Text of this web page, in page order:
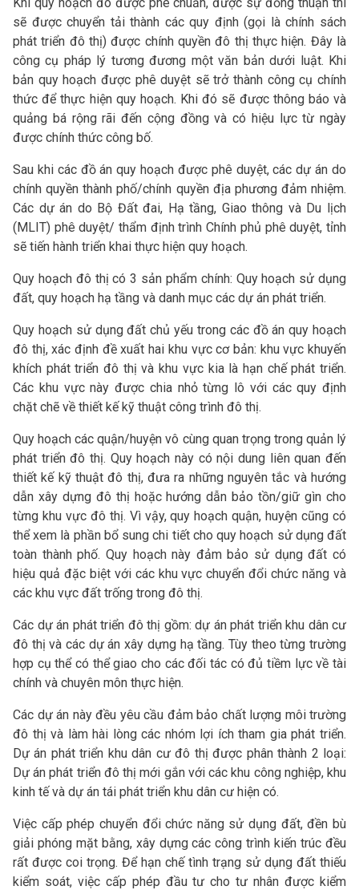
sẽ được chuyển tải thành các quy định (gọi là chính sách
phát triển đô thị) được chính quyền đô thị thực hiện. Đây là
công cụ pháp lý tương đương một văn bản dưới luật. Khi
bản quy hoạch được phê duyệt sẽ trở thành công cụ chính
thức để thực hiện quy hoạch. Khi đó sẽ được thông báo và
quảng bá rộng rãi đến cộng đồng và có hiệu lực từ ngày
được chính thức công bố.
Sau khi các đồ án quy hoạch được phê duyệt, các dự án do
chính quyền thành phố/chính quyền địa phương đảm nhiệm.
Các dự án do Bộ Đất đai, Hạ tầng, Giao thông và Du lịch
(MLIT) phê duyệt/ thẩm định trình Chính phủ phê duyệt, tỉnh
sẽ tiến hành triển khai thực hiện quy hoạch.
Quy hoạch đô thị có 3 sản phẩm chính: Quy hoạch sử dụng
đất, quy hoạch hạ tầng và danh mục các dự án phát triển.
Quy hoạch sử dụng đất chủ yếu trong các đồ án quy hoạch
đô thị, xác định đề xuất hai khu vực cơ bản: khu vực khuyến
khích phát triển đô thị và khu vực kia là hạn chế phát triển.
Các khu vực này được chia nhỏ từng lô với các quy định
chặt chẽ về thiết kế kỹ thuật công trình đô thị.
Quy hoạch các quận/huyện vô cùng quan trọng trong quản lý
phát triển đô thị. Quy hoạch này có nội dung liên quan đến
thiết kế kỹ thuật đô thị, đưa ra những nguyên tắc và hướng
dẫn xây dựng đô thị hoặc hướng dẫn bảo tồn/giữ gìn cho
từng khu vực đô thị. Vì vậy, quy hoạch quận, huyện cũng có
thể xem là phần bổ sung chi tiết cho quy hoạch sử dụng đất
toàn thành phố. Quy hoạch này đảm bảo sử dụng đất có
hiệu quả đặc biệt với các khu vực chuyển đổi chức năng và
các khu vực đất trống trong đô thị.
Các dự án phát triển đô thị gồm: dự án phát triển khu dân cư
đô thị và các dự án xây dựng hạ tầng. Tùy theo từng trường
hợp cụ thể có thể giao cho các đối tác có đủ tiềm lực về tài
chính và chuyên môn thực hiện.
Các dự án này đều yêu cầu đảm bảo chất lượng môi trường
đô thị và làm hài lòng các nhóm lợi ích tham gia phát triển.
Dự án phát triển khu dân cư đô thị được phân thành 2 loại:
Dự án phát triển đô thị mới gắn với các khu công nghiệp, khu
kinh tế và dự án tái phát triển khu dân cư hiện có.
Việc cấp phép chuyển đổi chức năng sử dụng đất, đền bù
giải phóng mặt bằng, xây dựng các công trình kiến trúc đều
rất được coi trọng. Để hạn chế tình trạng sử dụng đất thiếu
kiểm soát, việc cấp phép đầu tư cho tư nhân được kiểm